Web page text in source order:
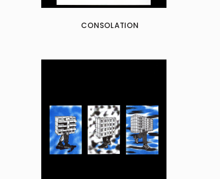
CONSOLATION